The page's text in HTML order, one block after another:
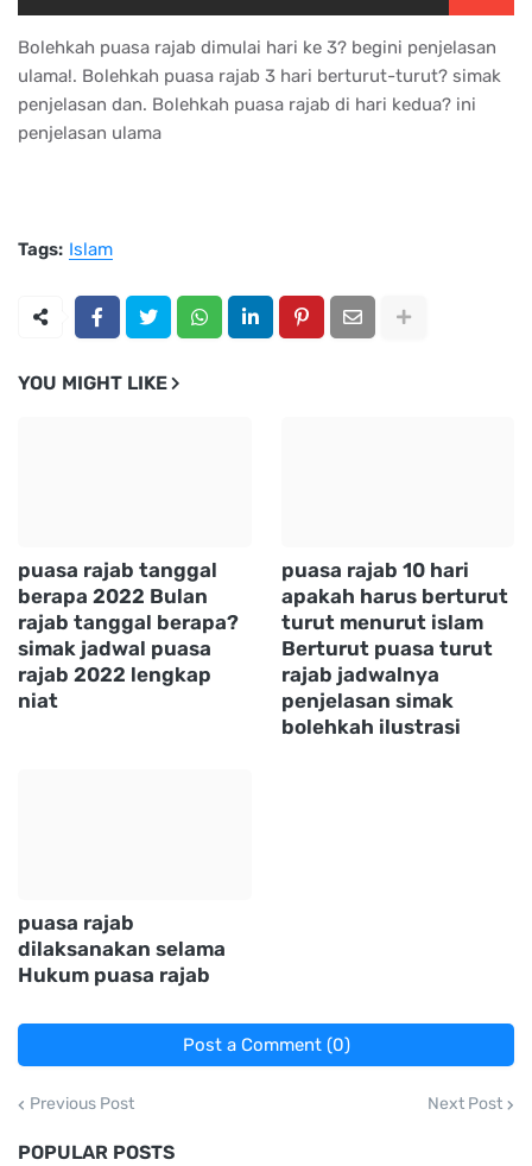
Bolehkah puasa rajab dimulai hari ke 3? begini penjelasan
ulama!. Bolehkah puasa rajab 3 hari berturut-turut? simak
penjelasan dan. Bolehkah puasa rajab di hari kedua? ini
penjelasan ulama
Tags: Islam
YOU MIGHT LIKE
puasa rajab tanggal
berapa 2022 Bulan
rajab tanggal berapa?
simak jadwal puasa
rajab 2022 lengkap
niat
puasa rajab 10 hari
apakah harus berturut
turut menurut islam
Berturut puasa turut
rajab jadwalnya
penjelasan simak
bolehkah ilustrasi
puasa rajab
dilaksanakan selama
Hukum puasa rajab
Post a Comment (0)
Previous Post Next Post
POPULAR POSTS